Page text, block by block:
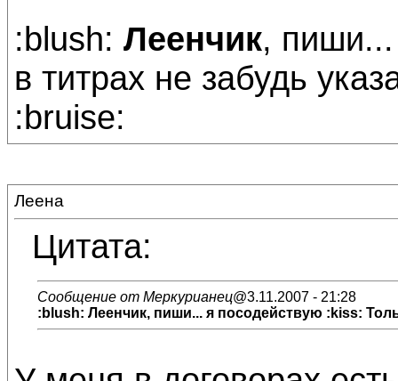
:blush: Леенчик, пиши...
в титрах не забудь
:bruise:
Леена
Цитата:
Сообщение от Меркурианец@3.11.2007 - 21:28
:blush: Леенчик, пиши... я посодействую :kiss: